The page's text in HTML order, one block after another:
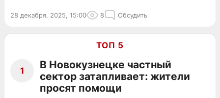
28 декабря, 2025, 15:00 8 Обсудить
ТОП 5
1
В Новокузнецке частный
сектор затапливает: жители
просят помощи